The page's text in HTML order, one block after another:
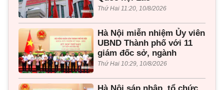
Thứ Hai 11:20, 10/8/2026
Hà Nội miễn nhiệm Ủy viên
UBND Thành phố với 11
giám đốc sở, ngành
Thứ Hai 10:29, 10/8/2026